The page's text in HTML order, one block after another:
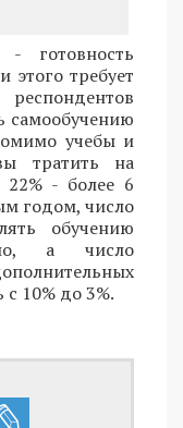
готовность
этого требует
самообучению
учебы и
тратить на
22% - более 6
годом, число
обучению
а число
с 10% до 3%.